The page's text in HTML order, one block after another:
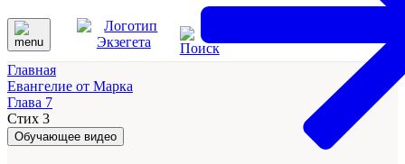
Главная
Евангелие от Марка
Глава 7
Стих 3
Обучающее видео